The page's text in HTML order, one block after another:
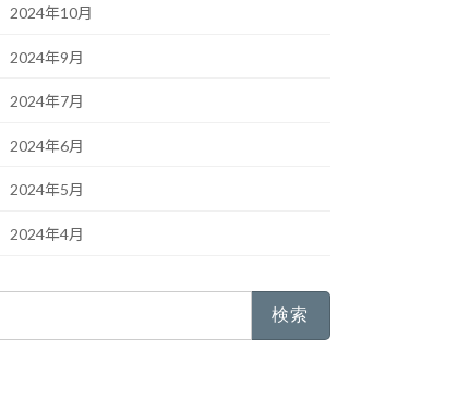
2024年10月
2024年9月
2024年7月
2024年6月
2024年5月
2024年4月